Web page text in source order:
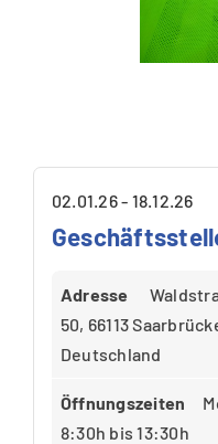
02.01.26 - 18.12.26
Adresse
50, 66113
Deutschland
Öffnungszeiten
8:30h bis 13:30h